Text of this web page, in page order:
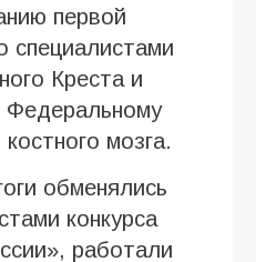
первой
специалистами
Креста и
Федеральному
мозга.
обменялись
конкурса
работали